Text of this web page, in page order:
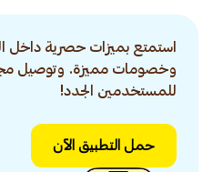
استمتع بميزات حصرية داخل
وخصومات مميزة. وتوصيل
للمستخدمين الجدد!
حمل التطبيق الآن